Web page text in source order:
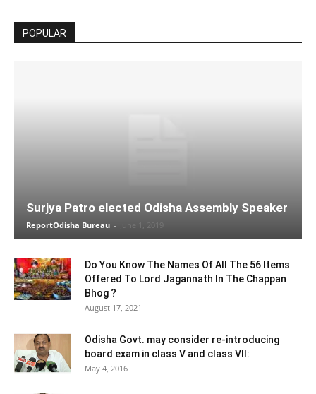
POPULAR
Surjya Patro elected Odisha Assembly Speaker
ReportOdisha Bureau - June 1, 2019
Do You Know The Names Of All The 56 Items
Offered To Lord Jagannath In The Chappan
Bhog ?
August 17, 2021
Odisha Govt. may consider re-introducing
board exam in class V and class VII:
May 4, 2016